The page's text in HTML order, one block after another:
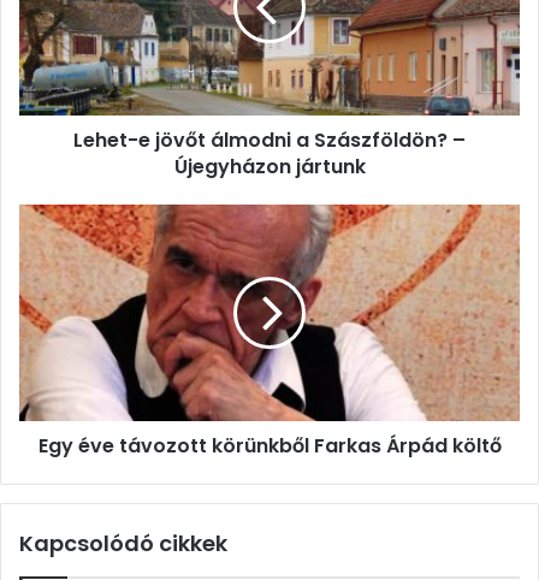
a
Szászföldön?
–
Újegyházon
jártunk
Lehet-e jövőt álmodni a Szászföldön? –
Újegyházon jártunk
Egy
éve
távozott
körünkből
Farkas
Árpád
Egy éve távozott körünkből Farkas Árpád költő
Kapcsolódó cikkek